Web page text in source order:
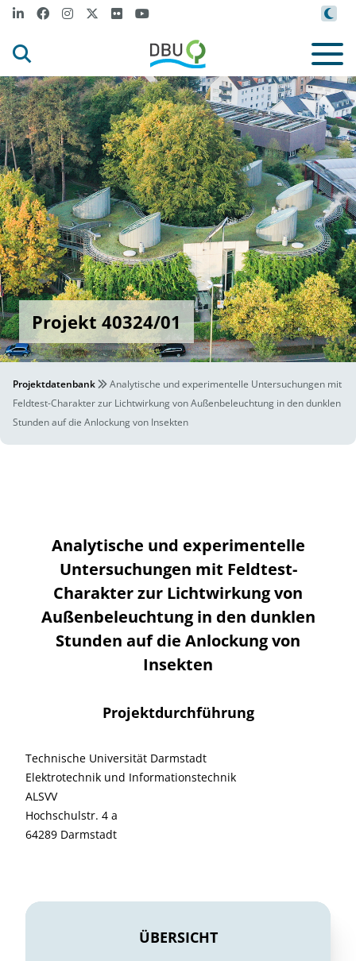
Projekt 40324/01
Projektdatenbank
Analytische und experimentelle Untersuchungen mit
Feldtest-Charakter zur Lichtwirkung von Außenbeleuchtung in den dunklen
Stunden auf die Anlockung von Insekten
Analytische und experimentelle
Untersuchungen mit Feldtest-
Charakter zur Lichtwirkung von
Außenbeleuchtung in den dunklen
Stunden auf die Anlockung von
Insekten
Projektdurchführung
Technische Universität Darmstadt
Elektrotechnik und Informationstechnik
ALSVV
Hochschulstr. 4 a
64289 Darmstadt
ÜBERSICHT